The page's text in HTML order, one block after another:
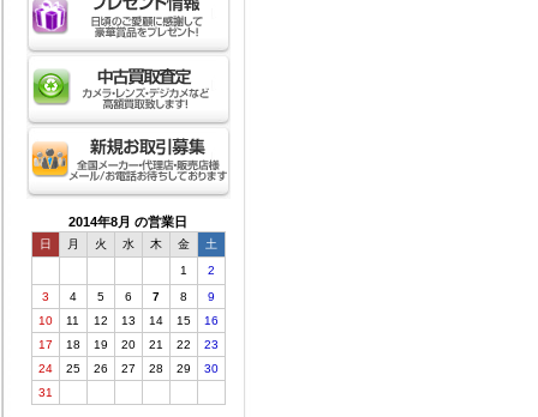
2014年8月 の営業日
日 月 火 水 木 金
土
1
2
3
4 5 6 7 8
9
10
11 12 13 14 15
16
17
18 19 20 21 22
23
24
25 26 27 28 29
30
31